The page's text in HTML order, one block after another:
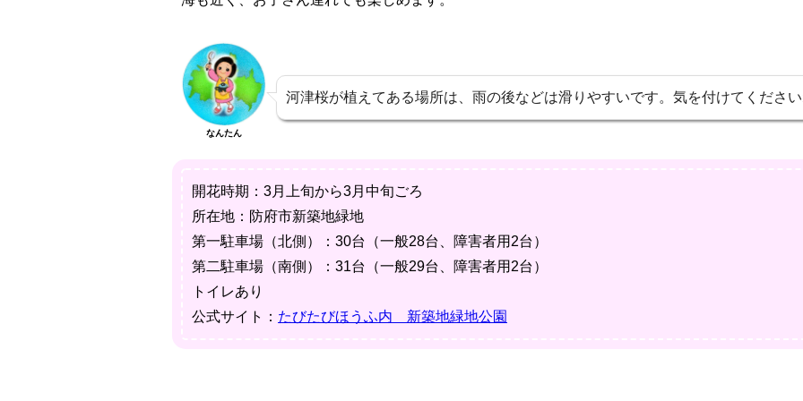
なんたん
河津桜が植えてある場所は、雨の後などは滑りやすいです。気を付けてくださ
開花時期：3月上旬から3月中旬ごろ
所在地：防府市新築地緑地
第一駐車場（北側）：30台（一般28台、障害者用2台）
第二駐車場（南側）：31台（一般29台、障害者用2台）
トイレあり
公式サイト： たびたびほうふ内 新築地緑地公園